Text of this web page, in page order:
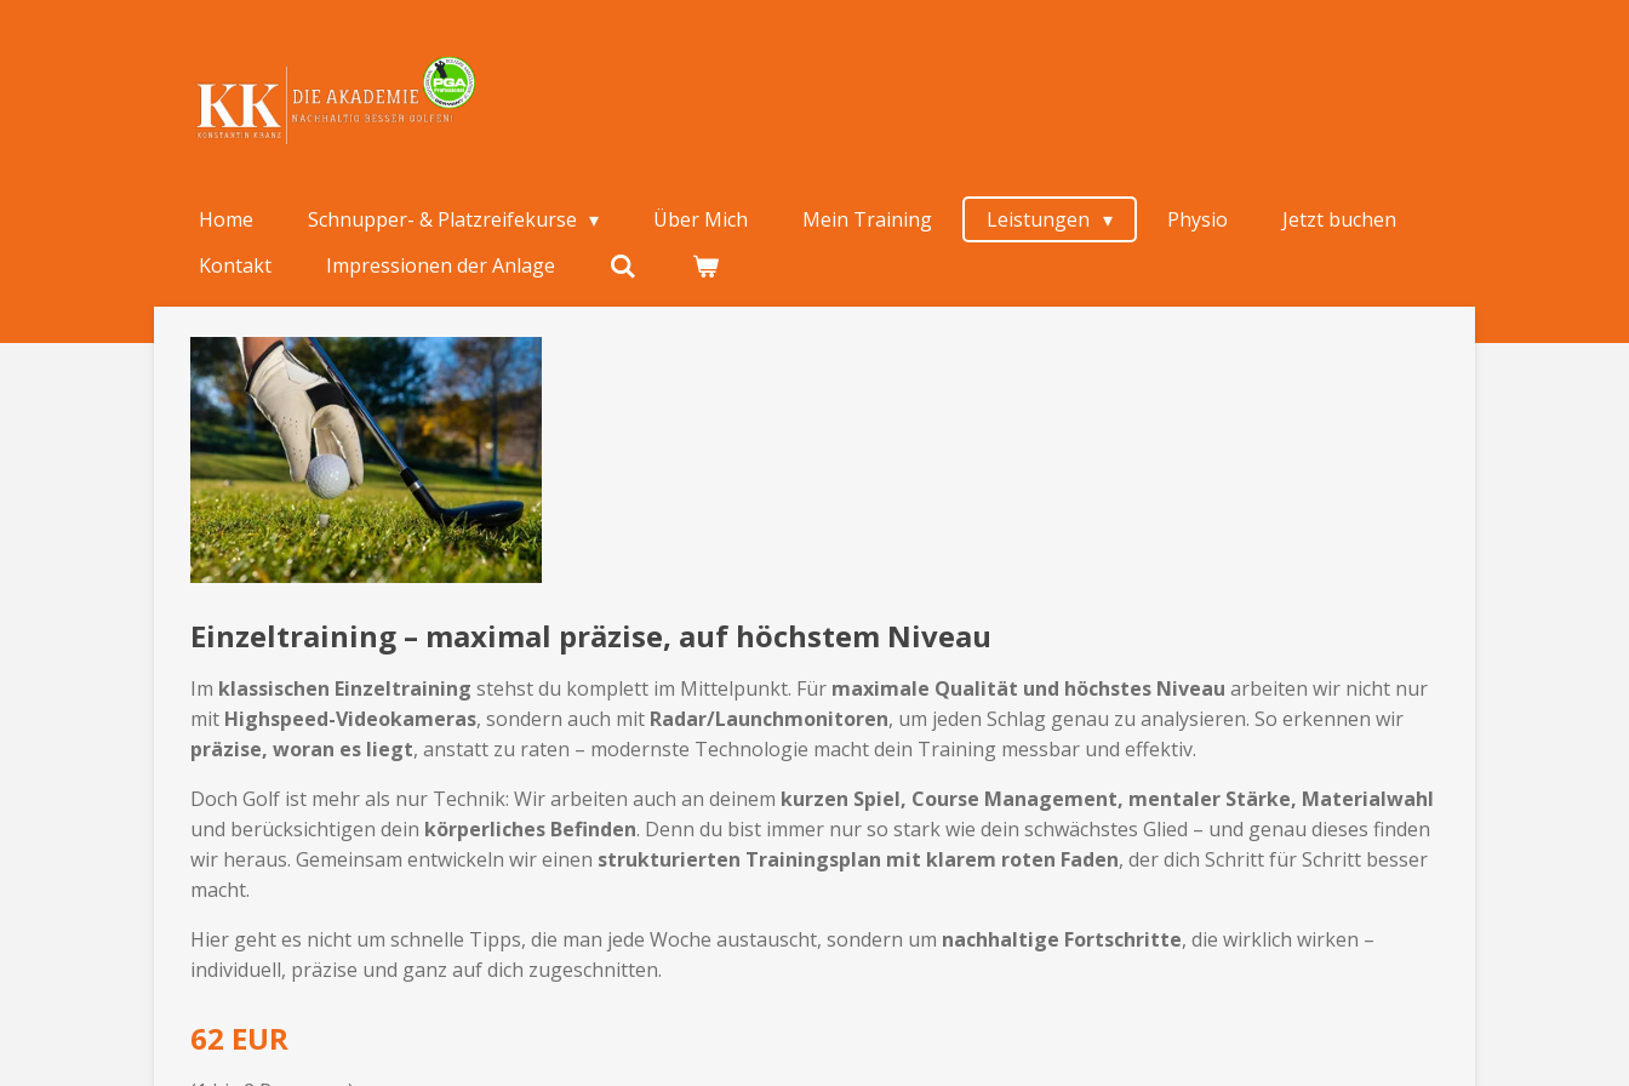
Home Schnupper- & Platzreifekurse Über Mich Mein Training Leistungen Physio
Jetzt buchen
Kontakt
Impressionen der Anlage
Einzeltraining – maximal präzise, auf höchstem Niveau
Im klassischen Einzeltraining stehst du komplett im Mittelpunkt. Für maximale Qualität und höchstes Niveau arbeiten wir nicht nur
mit Highspeed-Videokameras, sondern auch mit Radar/Launchmonitoren, um jeden Schlag genau zu analysieren. So erkennen wir
präzise, woran es liegt, anstatt zu raten – modernste Technologie macht dein Training messbar und effektiv.
Doch Golf ist mehr als nur Technik: Wir arbeiten auch an deinem kurzen Spiel, Course Management, mentaler Stärke, Materialwahl
und berücksichtigen dein körperliches Befinden. Denn du bist immer nur so stark wie dein schwächstes Glied – und genau dieses finden
wir heraus. Gemeinsam entwickeln wir einen strukturierten Trainingsplan mit klarem roten Faden, der dich Schritt für Schritt besser
macht.
Hier geht es nicht um schnelle Tipps, die man jede Woche austauscht, sondern um nachhaltige Fortschritte, die wirklich wirken –
individuell, präzise und ganz auf dich zugeschnitten.
62 EUR